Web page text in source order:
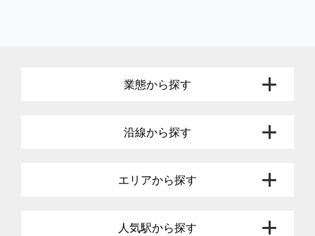
業態から探す
沿線から探す
エリアから探す
人気駅から探す